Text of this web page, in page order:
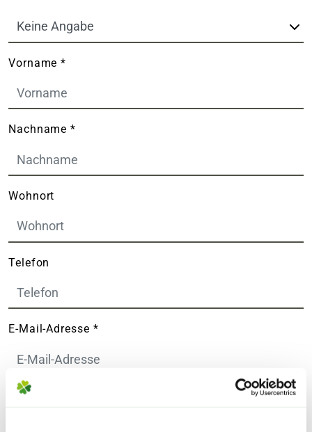
Vorname*
Nachname*
Wohnort
Telefon
E-Mail-Adresse *
Filiale